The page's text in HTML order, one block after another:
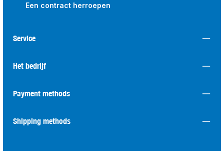
Een contract herroepen
Service
Het bedrijf
Payment methods
Shipping methods